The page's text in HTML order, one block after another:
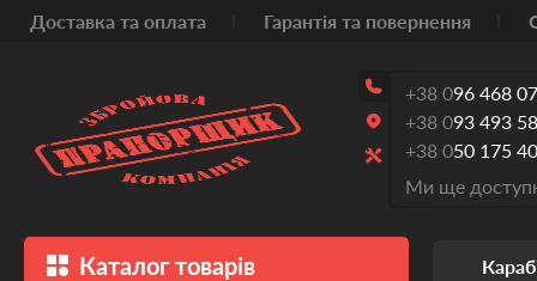
Доставка та оплата Гарантія та повернення
+38 096 468
+38 093 493
+38 050 175
Ми ще
Каталог товарів